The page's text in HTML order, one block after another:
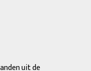
uit de